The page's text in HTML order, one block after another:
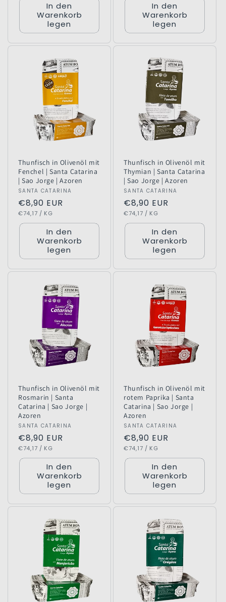
In den
Warenkorb
legen
In den
Warenkorb
legen
Thunfisch in Olivenöl mit
Fenchel | Santa Catarina
| Sao Jorge | Azoren
Anbieter:
SANTA CATARINA
Normaler
Preis
€8,90 EUR
GRUNDPREIS
€74,17 / PRO
KG
In den
Warenkorb
legen
Thunfisch in Olivenöl mit
Thymian | Santa Catarina
| Sao Jorge | Azoren
Anbieter:
SANTA CATARINA
Normaler
Preis
€8,90 EUR
GRUNDPREIS
€74,17 / PRO
KG
In den
Warenkorb
legen
Thunfisch in Olivenöl mit
Rosmarin | Santa
Catarina | Sao Jorge |
Azoren
Anbieter:
SANTA CATARINA
Normaler
Preis
€8,90 EUR
GRUNDPREIS
€74,17 / PRO
KG
In den
Warenkorb
legen
Thunfisch in Olivenöl mit
rotem Paprika | Santa
Catarina | Sao Jorge |
Azoren
Anbieter:
SANTA CATARINA
Normaler
Preis
€8,90 EUR
GRUNDPREIS
€74,17 / PRO
KG
In den
Warenkorb
legen